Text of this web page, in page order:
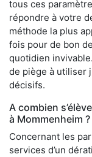
tous ces
répondre à votre
méthode la plus
fois pour de bon
quotidien
de piège à utiliser
décisifs.
A combien
à Mommenheim ?
Concernant les
services d’un